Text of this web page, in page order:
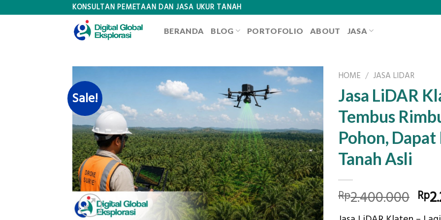
KONSULTAN PEMETAAN DAN JASA UKUR TANAH
BERANDA BLOG PORTOFOLIO ABOUT JASA
Sale!
HOME / JASA LIDAR
Jasa LiDAR
Tembus
Pohon,
Tanah Asli
Rp2.400.000
price
Rp